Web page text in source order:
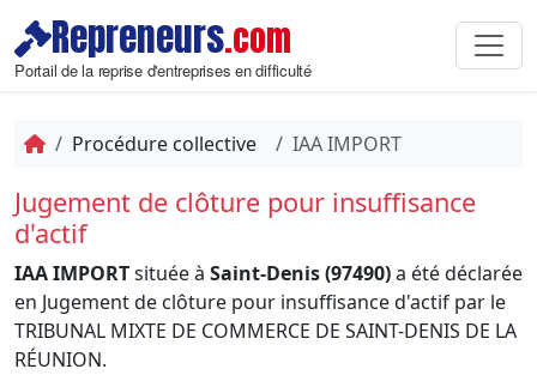
Repreneurs.com
Portail de la reprise d'entreprises en difficulté
Procédure collective IAA IMPORT
Jugement de clôture pour insuffisance
d'actif
IAA IMPORTsituée à Saint-Denis (97490)a été déclarée
en Jugement de clôture pour insuffisance d'actif par le
TRIBUNAL MIXTE DE COMMERCE DE SAINT-DENIS DE LA
RÉUNION.